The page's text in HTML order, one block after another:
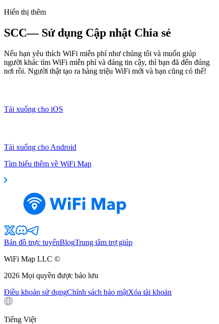
Hiển thị thêm
SCC— Sử dụng Cập nhật Chia sẻ
Nếu bạn yêu thích WiFi miễn phí như chúng tôi và muốn giúp
người khác tìm WiFi miễn phí và đáng tin cậy, thì bạn đã đến đúng
nơi rồi. Người thật tạo ra hàng triệu WiFi mới và bạn cũng có thể!
Tải xuống cho iOS
Tải xuống cho Android
Tìm hiểu thêm về WiFi Map
Bản đồ trực tuyếnBlogTrung tâm trợ giúp
WiFi Map LLC ©
2026 Mọi quyền được bảo lưu
Điều khoản sử dụngChính sách bảo mậtXóa tài khoản
Tiếng Việt